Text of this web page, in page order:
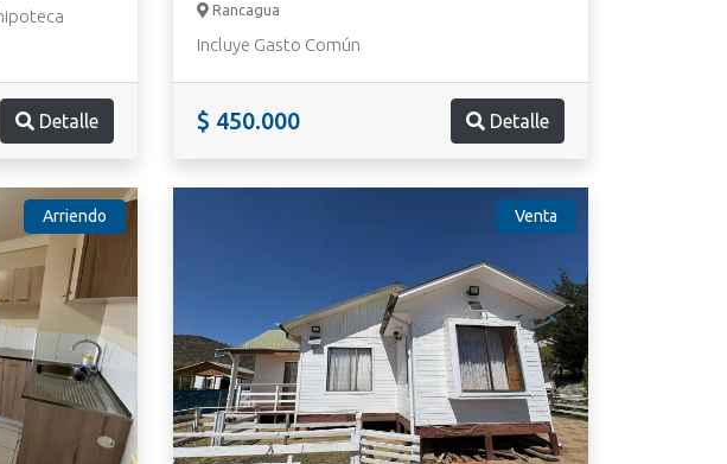
Detalle
Rancagua
Incluye Gasto Común
$ 450.000 Detalle
Arriendo Venta